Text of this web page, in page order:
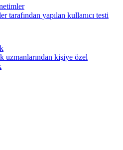
tarafından yapılan kullanıcı testi
uzmanlarından kişiye özel